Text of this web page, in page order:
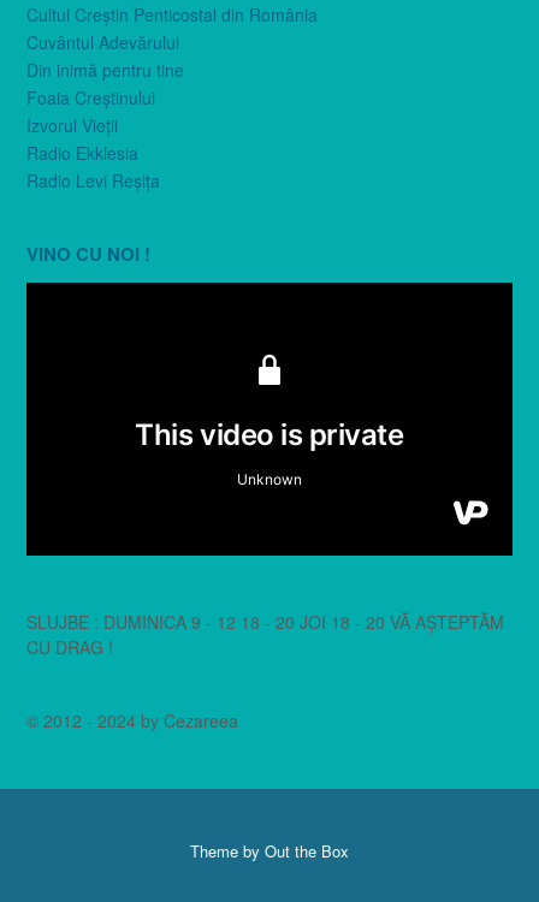
Cultul Creştin Penticostal din România
Cuvântul Adevărului
Din inimă pentru tine
Foaia Creştinului
Izvorul Vieţii
Radio Ekklesia
Radio Levi Reşiţa
VINO CU NOI !
SLUJBE : DUMINICA 9 - 12 18 - 20 JOI 18 - 20 VĂ AȘTEPTĂM
CU DRAG !
© 2012 - 2024 by Cezareea
Theme by Out the Box